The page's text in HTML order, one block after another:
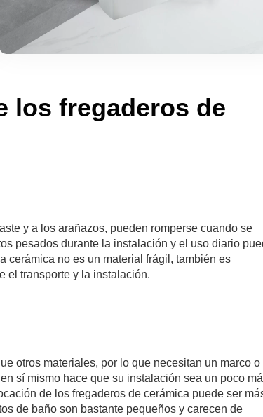
los fregaderos de
y a los arañazos, pueden romperse cuando se
pesados durante la instalación y el uso diario
cerámica no es un material frágil, también es
el transporte y la instalación.
otros materiales, por lo que necesitan un marco o
sí mismo hace que su instalación sea un poco
de los fregaderos de cerámica puede ser
de baño son bastante pequeños y carecen de